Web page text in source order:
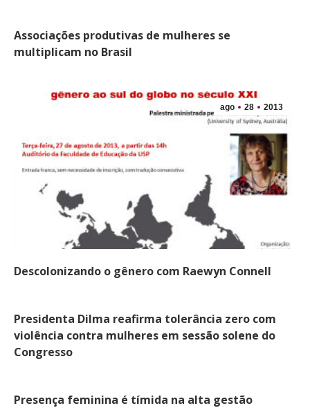
Associações produtivas de mulheres se
multiplicam no Brasil
ago 28 2013
Descolonizando o gênero com Raewyn Connell
Presidenta Dilma reafirma tolerância zero com
violência contra mulheres em sessão solene do
Congresso
Presença feminina é tímida na alta gestão